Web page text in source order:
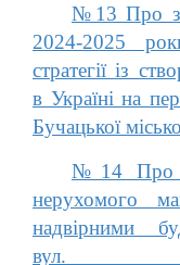
№13 Про
2024-2025
стратегії із
в Україні на
Бучацької
№14 Про
нерухомого
надвірними